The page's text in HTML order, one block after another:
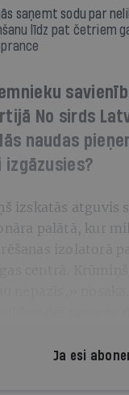
saņemt sodu par
līdz pat četriem
No sirds
naudas
izskatās atguvis
palātā, kur
izolatorā
Ja esi